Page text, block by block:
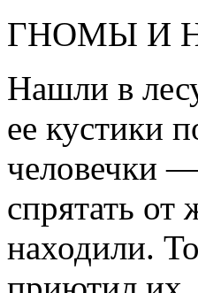
ГНОМЫ И
Нашли в
ее кустики
человечки
спрятать
находили.